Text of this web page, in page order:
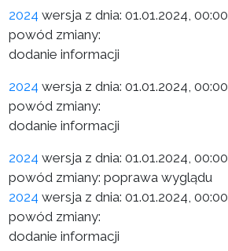
2024 wersja z dnia: 01.01.2024, 00:00
powód zmiany:
dodanie informacji
2024 wersja z dnia: 01.01.2024, 00:00
powód zmiany:
dodanie informacji
2024 wersja z dnia: 01.01.2024, 00:00
powód zmiany: poprawa wyglądu
2024 wersja z dnia: 01.01.2024, 00:00
powód zmiany:
dodanie informacji